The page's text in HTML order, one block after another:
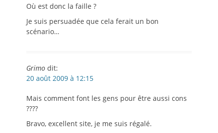
Où est donc la faille ?
Je suis persuadée que cela ferait un bon
scénario…
Grimo dit:
20 août 2009 à 12:15
Mais comment font les gens pour être aussi cons
????
Bravo, excellent site, je me suis régalé.